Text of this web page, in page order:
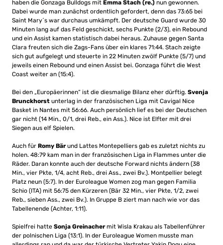
haben die Gonzaga Bulldogs mit Emma Stach (re.) nun gewonnen.
Dabei wurde man zunächst ordentlich gefordert, denn das 73:65 bei
Saint Mary´s war durchaus umkämpft. Der deutsche Guard wurde 30
Minuten lang auf das Feld geschickt, sechs Punkte (2/3), ein Rebound
und ein Assist kamen statistisch dabei heraus. Zuhause gegen Santa
Clara freuten sich die Zags-Fans über ein klares 71:44. Stach zeigte
sich gut aufgelegt und steuerte in 22 Minuten zwölf Punkte (5/7) und
jeweils einen Rebound und einen Assist bei. Gonzaga führt die West
Coast weiter an (15:4).
Bei den „Europäerinnen“ ist die diesmalige Bilanz eher dürftig. Svenja
Brunckhorst unterlag in der französischen Liga mit Cavigal Nice
Basket in Nantes mit 56:66. Auch persönlich lief es bei der Deutschen
gar nicht (14 Min., 0/1, drei Reb., ein Ass.). Nice ist Elfter mit drei
Siegen aus elf Spielen.
Auch für Romy Bärund Lattes Montepelliers gab es zuletzt nichts zu
holen. 48:79 kam man in der französischen Liga in Flammes unter die
Räder. Daran konnte auch der deutsche Forward nichts ändern (38
Min., vier Pkte, 1/4, acht Reb., drei Ass., zwei Bv.). Montpellier belegt
Platz neun (5:7). In der Euroleague Women zog man gegen Familia
Schio (ITA) mit 56:75 den Kürzeren (Bär 32 Min., vier Pkte, 1/2, zwei
Reb., sieben Ass., zwei Bv.). In Gruppe B ziert man nach wie vor das
Tabellenende (Achter, 1:11).
Spielfrei hatte Sonja Greinachermit Wisla Krakau als Tabellenführer
der polnischen Liga (13:1). In der Euroleague Women musste man